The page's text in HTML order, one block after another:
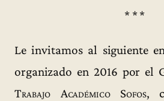
* * *
Le invitamos al siguiente
organizado en 2016 por el
Trabajo Académico Sofos,